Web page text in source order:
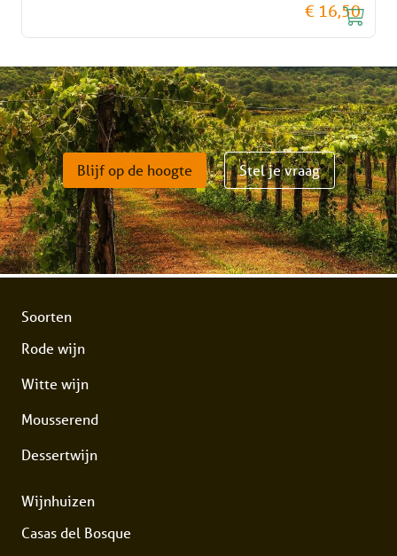
€ 16,50
Blijf op de hoogte Stel je vraag
Soorten
Rode wijn
Witte wijn
Mousserend
Dessertwijn
Wijnhuizen
Casas del Bosque